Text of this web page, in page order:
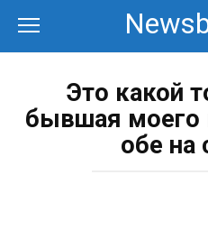
контенту
Это какой
бывшая
обе на